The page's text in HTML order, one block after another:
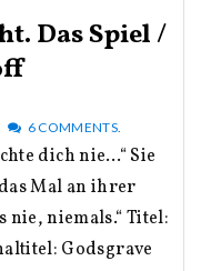
Das Spiel /
6 COMMENTS.
Mal an ihrer
nie, niemals.“ Titel:
Godsgrave